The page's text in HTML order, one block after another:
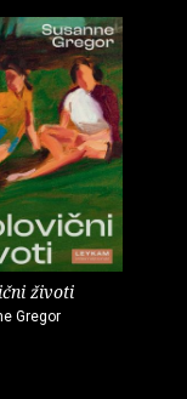
životi
Gregor